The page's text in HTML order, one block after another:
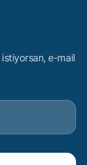
e-mail